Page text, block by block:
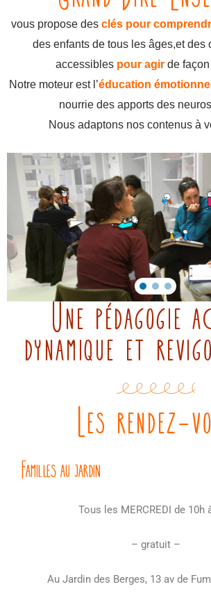
vous propose des clés pour
des enfants de tous les âges,et des
accessibles pour agir de
Notre moteur est l’éducation
nourrie des apports des
Nous adaptons nos contenus à
Une pédagogie
dynamique et
Les rendez-
Familles au jardin
Tous les MERCREDI de 10h
– gratuit –
Au Jardin des Berges, 13 av de